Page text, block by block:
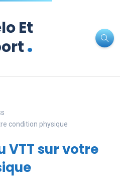
Et
.
condition physique
VTT sur votre